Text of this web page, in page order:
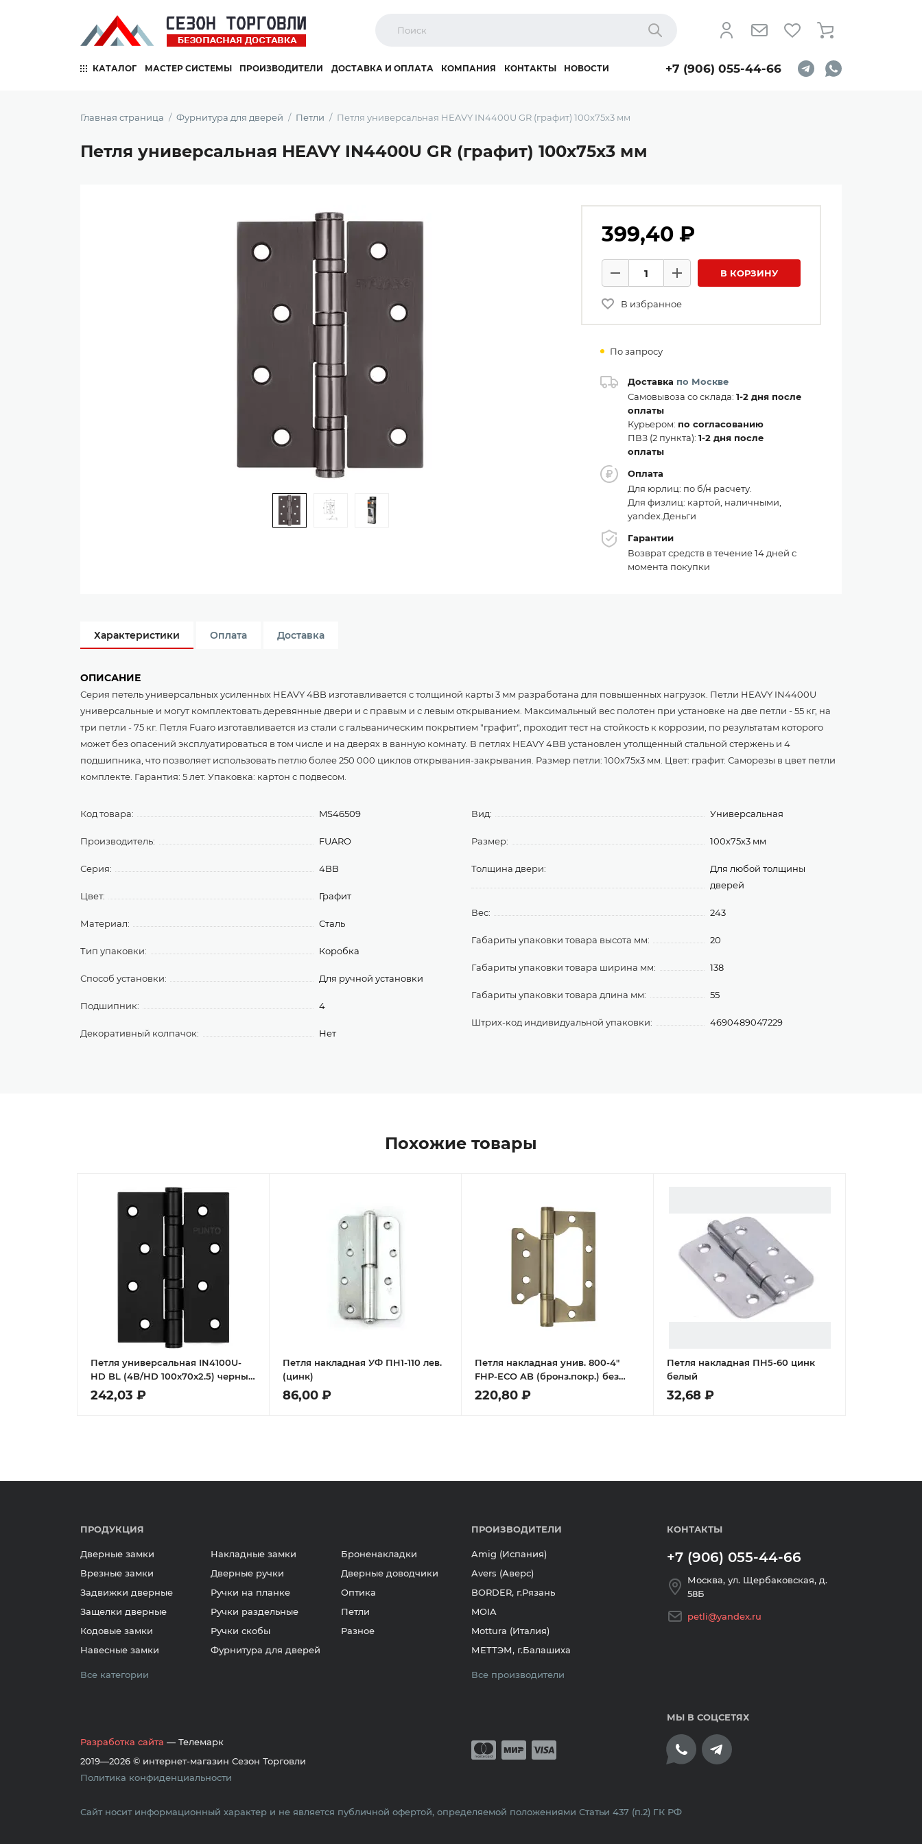
Найти
КАТАЛОГ МАСТЕР СИСТЕМЫ ПРОИЗВОДИТЕЛИ ДОСТАВКА И ОПЛАТА КОМПАНИЯ КОНТАКТЫ НОВОСТИ +7 (906) 055-44-66
Главная страница Фурнитура для дверей Петли Петля универсальная HEAVY IN4400U GR (графит) 100х75х3 мм
Петля универсальная HEAVY IN4400U GR (графит) 100х75х3 мм
399,40 ₽
Количество товаров
Минус
Плюс В КОРЗИНУ
В избранное
По запросу
Доставка по Москве
Самовывоза со склада: 1-2 дня после
оплаты
Курьером: по согласованию
ПВЗ (2 пункта): 1-2 дня после
оплаты
Оплата
Для юрлиц: по б/н расчету.
Для физлиц: картой, наличными,
yandex.Деньги
Гарантии
Возврат средств в течение 14 дней с
момента покупки
Характеристики Оплата Доставка
ОПИСАНИЕ
Серия петель универсальных усиленных HEAVY 4BB изготавливается с толщиной карты 3 мм разработана для повышенных нагрузок. Петли HEAVY IN4400U
универсальные и могут комплектовать деревянные двери и с правым и с левым открыванием. Максимальный вес полотен при установке на две петли - 55 кг, на
три петли - 75 кг. Петля Fuaro изготавливается из стали с гальваническим покрытием "графит", проходит тест на стойкость к коррозии, по результатам которого
может без опасений эксплуатироваться в том числе и на дверях в ванную комнату. В петлях HEAVY 4BB установлен утолщенный стальной стержень и 4
подшипника, что позволяет использовать петлю более 250 000 циклов открывания-закрывания. Размер петли: 100x75x3 мм. Цвет: графит. Саморезы в цвет петли
комплекте. Гарантия: 5 лет. Упаковка: картон с подвесом.
Код товара: MS46509
Производитель: FUARO
Серия: 4BB
Цвет: Графит
Материал: Сталь
Тип упаковки: Коробка
Способ установки: Для ручной установки
Подшипник: 4
Декоративный колпачок: Нет
Вид: Универсальная
Размер: 100х75х3 мм
Толщина двери:
Для любой толщины
дверей
Вес: 243
Габариты упаковки товара высота мм: 20
Габариты упаковки товара ширина мм: 138
Габариты упаковки товара длина мм: 55
Штрих-код индивидуальной упаковки: 4690489047229
Похожие товары
Петля универсальная IN4100U-
HD BL (4B/HD 100х70х2.5) черный
ПОДВЕС
242,03 ₽
Петля накладная УФ ПН1-110 лев.
(цинк)
86,00 ₽
Петля накладная унив. 800-4"
FHP-ЕСО AB (бронз.покр.) без
колп.(100х75х2,5)
220,80 ₽
Петля накладная ПН5-60 цинк
белый
32,68 ₽
ПРОДУКЦИЯ
Дверные замки
Врезные замки
Задвижки дверные
Защелки дверные
Кодовые замки
Навесные замки
Накладные замки
Дверные ручки
Ручки на планке
Ручки раздельные
Ручки скобы
Фурнитура для дверей
Броненакладки
Дверные доводчики
Оптика
Петли
Разное
Все категории
ПРОИЗВОДИТЕЛИ
Amig (Испания)
Avers (Аверс)
BORDER, г.Рязань
MOIA
Mottura (Италия)
МЕТТЭМ, г.Балашиха
Все производители
КОНТАКТЫ
+7 (906) 055-44-66
Москва, ул. Щербаковская, д.
58Б
petli@yandex.ru
Разработка сайта — Телемарк
2019—2026 © интернет-магазин Сезон Торговли
Политика конфиденциальности
Принимается оплата банковскими картами
МЫ В СОЦСЕТЯХ
Сайт носит информационный характер и не является публичной офертой, определяемой положениями Статьи 437 (п.2) ГК РФ